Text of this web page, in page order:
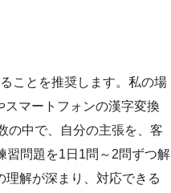
ことを推奨します。私の場
マートフォンの漢字変換
の中で、自分の主張を、客
習問題を1日1問～2問ずつ解
解が深まり、対応できる